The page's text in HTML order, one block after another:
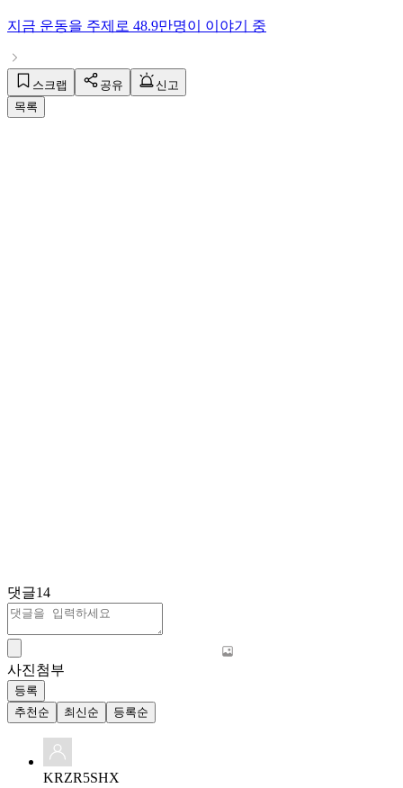
지금 운동을 주제로 48.9만명이 이야기 중
스크랩 공유
신고
목록
댓글14
사진첨부
등록
추천순
최신순 등록순
KRZR5SHX